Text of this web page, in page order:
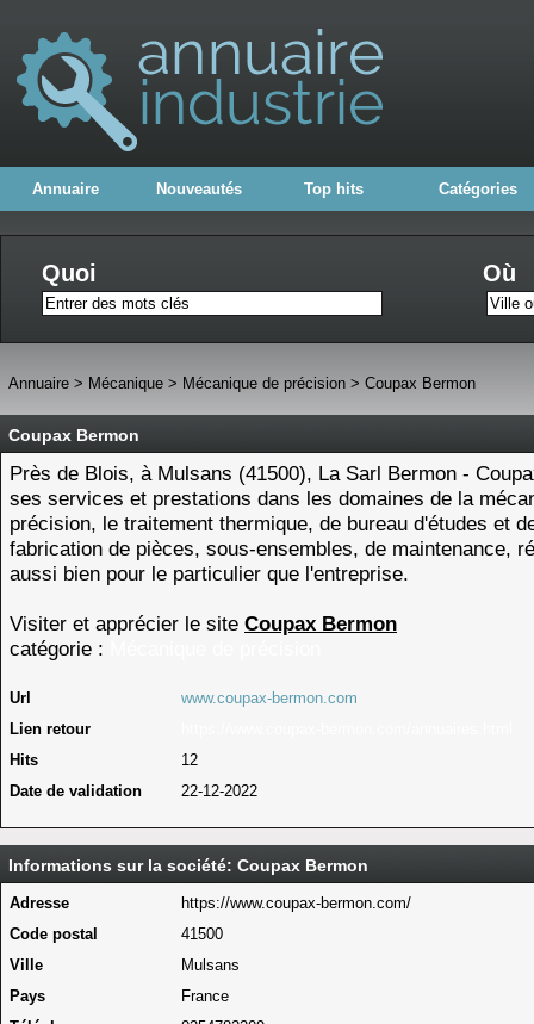
Annuaire Nouveautés Top hits Catégories
Quoi Où
Annuaire > Mécanique > Mécanique de précision > Coupax Bermon
Coupax Bermon
Près de Blois, à Mulsans (41500), La Sarl Bermon -
ses services et prestations dans les domaines de la
précision, le traitement thermique, de bureau d'études et
fabrication de pièces, sous-ensembles, de maintenance,
aussi bien pour le particulier que l'entreprise.
Visiter et apprécier le site Coupax Bermon
catégorie :
Url
www.coupax-bermon.com
Lien retour
Hits
12
Date de validation
22-12-2022
Informations sur la société: Coupax Bermon
Adresse
https://www.coupax-bermon.com/
Code postal
41500
Ville
Mulsans
Pays
France